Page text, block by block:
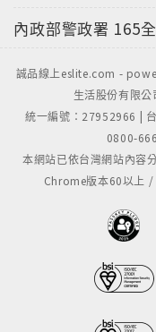
內政部警政署 165
誠品線上eslite.com -
生活股份有限
統一編號：27952966 |
0800-
本網站已依台灣網站內容
Chrome版本60以上